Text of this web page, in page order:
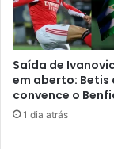
Saída de
em aberto: Betis
convence o
1 dia atrás